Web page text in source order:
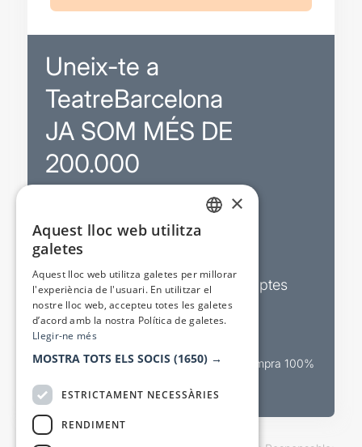
Uneix-te a
TeatreBarcelona
JA SOM MÉS DE
200.000
Sortejos exclusius
Butlletins d’actualitat i descomptes
Valora espectacles
Canal oficial de venda teatral Compra 100%
×
Aquest lloc web utilitza
galetes
Aquest lloc web utilitza galetes per millorar
l'experiència de l'usuari. En utilitzar el
nostre lloc web, accepteu totes les galetes
d’acord amb la nostra Política de galetes.
Llegir-ne més
MOSTRA TOTS ELS SOCIS (1650) →
ESTRICTAMENT NECESSÀRIES
RENDIMENT